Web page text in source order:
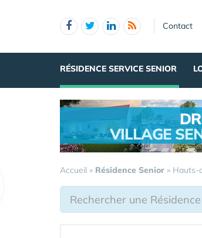
Contact
RÉSIDENCE SERVICE SENIOR
VILLAGE
Accueil » Résidence Senior » Hauts-